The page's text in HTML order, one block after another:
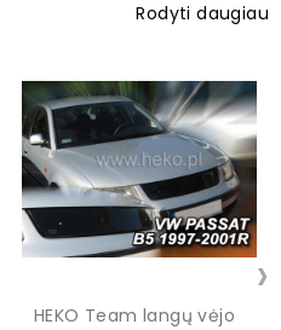
Rodyti daugiau
HEKO Team langų vėjo
›